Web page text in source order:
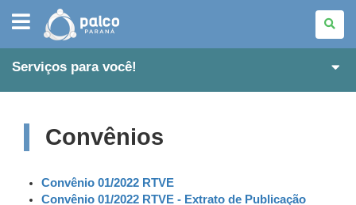
PALCO
PARANÁ
Serviços para você!
Convênios
Convênio 01/2022 RTVE
Convênio 01/2022 RTVE - Extrato de Publicação